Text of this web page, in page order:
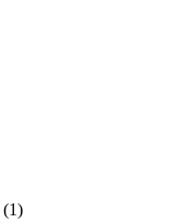
(1)